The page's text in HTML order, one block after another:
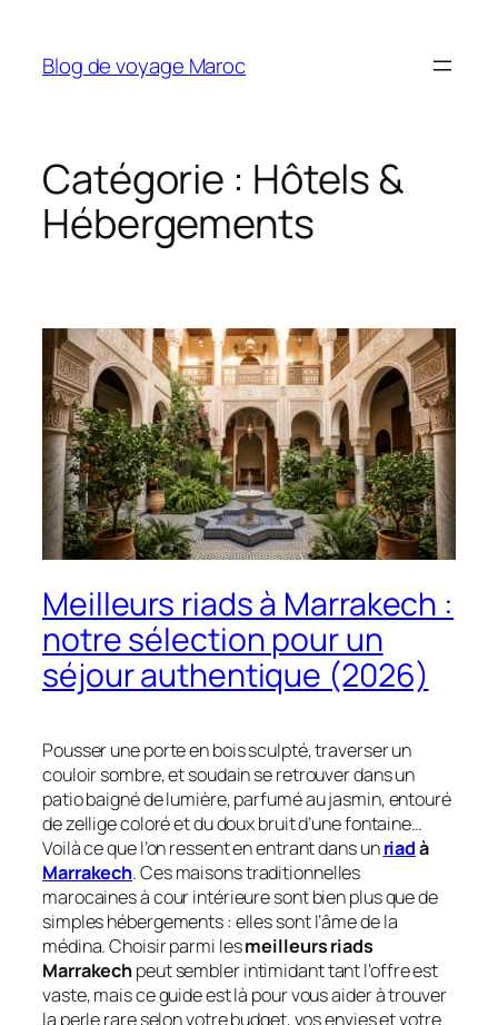
contenu
Blog de voyage Maroc
Catégorie : Hôtels &
Hébergements
Meilleurs riads à Marrakech :
notre sélection pour un
séjour authentique (2026)
Pousser une porte en bois sculpté, traverser un
couloir sombre, et soudain se retrouver dans un
patio baigné de lumière, parfumé au jasmin, entouré
de zellige coloré et du doux bruit d’une fontaine…
Voilà ce que l’on ressent en entrant dans unriadà
Marrakech. Ces maisons traditionnelles
marocaines à cour intérieure sont bien plus que de
simples hébergements : elles sont l’âme de la
médina. Choisir parmi lesmeilleurs riads
Marrakechpeut sembler intimidant tant l’offre est
vaste, mais ce guide est là pour vous aider à trouver
la perle rare selon votre budget, vos envies et votre